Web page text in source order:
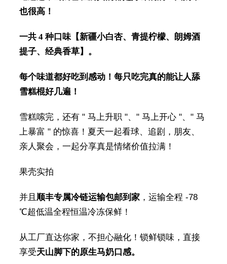
也很高！
一共 4 种口味【新疆小白杏、青提柠檬、朗姆酒
提子、经典香草】。
每个味道都好吃到感动！每只吃完真的能让人舔
雪糕棍好几遍！
雪糕嗦完，还有 " 马上升职 "、" 马上开心 "、" 马
上暴富 " 的惊喜！夏天一起看球、追剧，朋友、
亲人聚会，一起分享真是情绪价值拉满！
果壳实拍
并且 顺丰专属冷链运输包邮到家，运输全程 -78
℃超低温全程恒温冷冻保鲜！
从工厂直达你家，不担心融化！锁鲜锁味，直接
享受天山脚下的原生马奶口感。